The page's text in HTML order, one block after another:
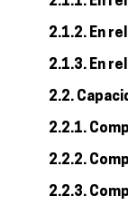
2.1.2. En
2.1.3. En
2.2.
2.2.1.
2.2.2.
2.2.3.